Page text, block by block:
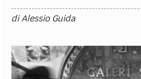
diAlessio Guida